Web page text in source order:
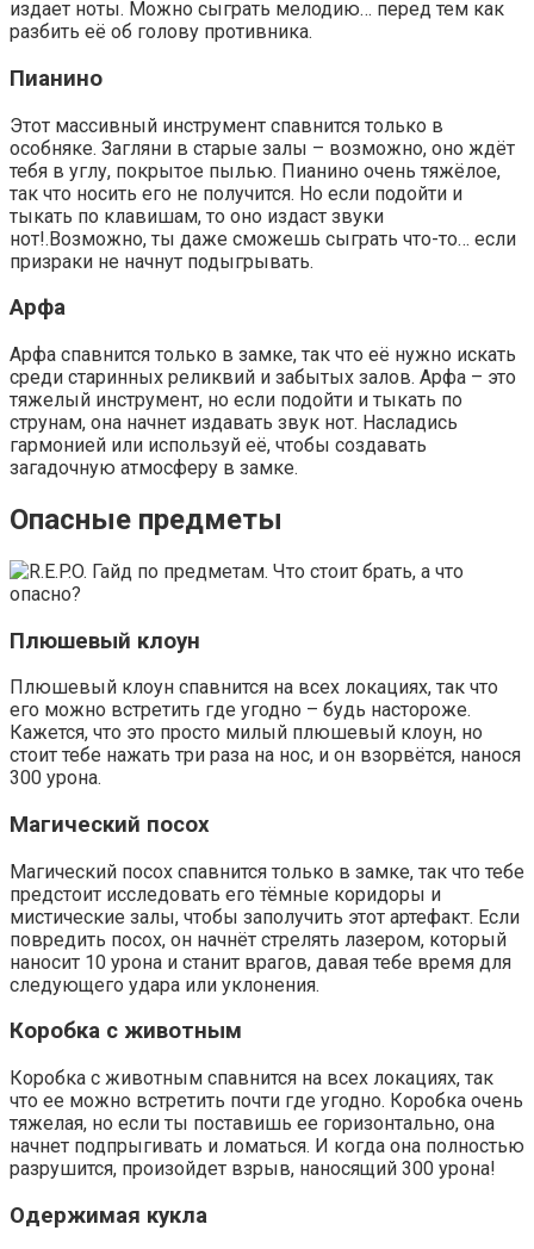
издает ноты. Можно сыграть мелодию… перед тем как
разбить её об голову противника.
Пианино
Этот массивный инструмент спавнится только в
особняке. Загляни в старые залы – возможно, оно ждёт
тебя в углу, покрытое пылью. Пианино очень тяжёлое,
так что носить его не получится. Но если подойти и
тыкать по клавишам, то оно издаст звуки
нот!.Возможно, ты даже сможешь сыграть что-то… если
призраки не начнут подыгрывать.
Арфа
Арфа спавнится только в замке, так что её нужно искать
среди старинных реликвий и забытых залов. Арфа – это
тяжелый инструмент, но если подойти и тыкать по
струнам, она начнет издавать звук нот. Насладись
гармонией или используй её, чтобы создавать
загадочную атмосферу в замке.
Опасные предметы
Плюшевый клоун
Плюшевый клоун спавнится на всех локациях, так что
его можно встретить где угодно – будь настороже.
Кажется, что это просто милый плюшевый клоун, но
стоит тебе нажать три раза на нос, и он взорвётся, нанося
300 урона.
Магический посох
Магический посох спавнится только в замке, так что тебе
предстоит исследовать его тёмные коридоры и
мистические залы, чтобы заполучить этот артефакт. Если
повредить посох, он начнёт стрелять лазером, который
наносит 10 урона и станит врагов, давая тебе время для
следующего удара или уклонения.
Коробка с животным
Коробка с животным спавнится на всех локациях, так
что ее можно встретить почти где угодно. Коробка очень
тяжелая, но если ты поставишь ее горизонтально, она
начнет подпрыгивать и ломаться. И когда она полностью
разрушится, произойдет взрыв, наносящий 300 урона!
Одержимая кукла